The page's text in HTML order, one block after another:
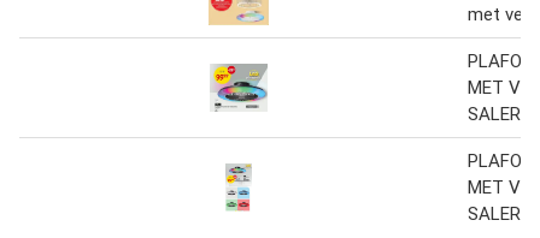
met
MET
MET